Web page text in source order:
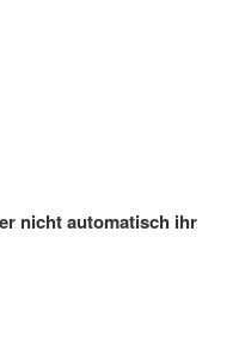
nicht automatisch ihr